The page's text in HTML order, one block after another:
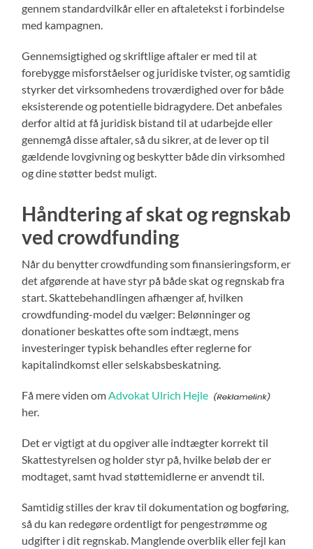
gennem standardvilkår eller en aftaletekst i forbindelse
med kampagnen.
Gennemsigtighed og skriftlige aftaler er med til at
forebygge misforståelser og juridiske tvister, og samtidig
styrker det virksomhedens troværdighed over for både
eksisterende og potentielle bidragydere. Det anbefales
derfor altid at få juridisk bistand til at udarbejde eller
gennemgå disse aftaler, så du sikrer, at de lever op til
gældende lovgivning og beskytter både din virksomhed
og dine støtter bedst muligt.
Håndtering af skat og regnskab
ved crowdfunding
Når du benytter crowdfunding som finansieringsform, er
det afgørende at have styr på både skat og regnskab fra
start. Skattebehandlingen afhænger af, hvilken
crowdfunding-model du vælger: Belønninger og
donationer beskattes ofte som indtægt, mens
investeringer typisk behandles efter reglerne for
kapitalindkomst eller selskabsbeskatning.
Få mere viden om Advokat Ulrich Hejle
her.
Det er vigtigt at du opgiver alle indtægter korrekt til
Skattestyrelsen og holder styr på, hvilke beløb der er
modtaget, samt hvad støttemidlerne er anvendt til.
Samtidig stilles der krav til dokumentation og bogføring,
så du kan redegøre ordentligt for pengestrømme og
udgifter i dit regnskab. Manglende overblik eller fejl kan